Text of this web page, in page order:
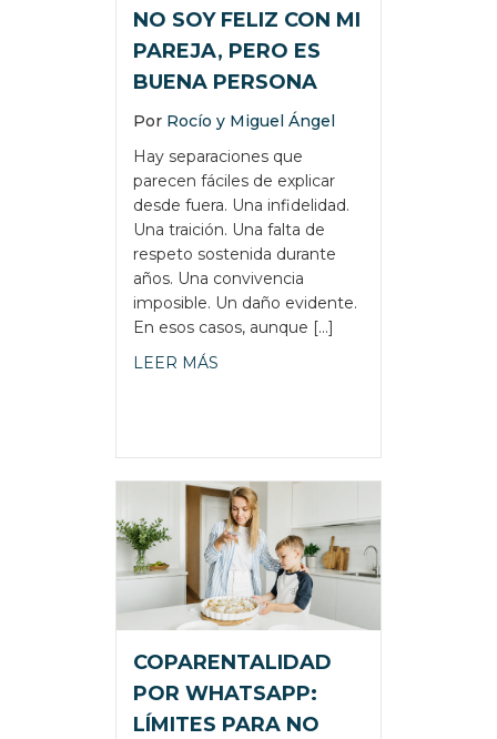
NO SOY FELIZ CON MI
PAREJA, PERO ES
BUENA PERSONA
Por Rocío y Miguel Ángel
Hay separaciones que
parecen fáciles de explicar
desde fuera. Una infidelidad.
Una traición. Una falta de
respeto sostenida durante
años. Una convivencia
imposible. Un daño evidente.
En esos casos, aunque […]
LEER MÁS
COPARENTALIDAD
POR WHATSAPP:
LÍMITES PARA NO